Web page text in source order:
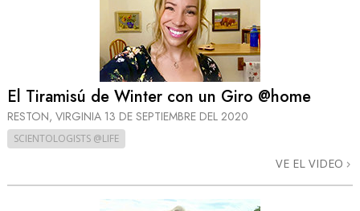
El Tiramisú de Winter con un Giro @home
RESTON, VIRGINIA 13 DE SEPTIEMBRE DEL 2020
SCIENTOLOGISTS @LIFE
VE EL VIDEO